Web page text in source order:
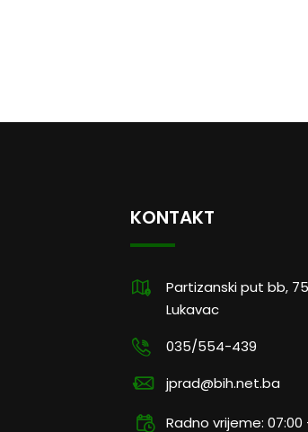
KONTAKT
Partizanski put bb,
Lukavac
035/554-439
jprad@bih.net.ba
Radno vrijeme: 07:00